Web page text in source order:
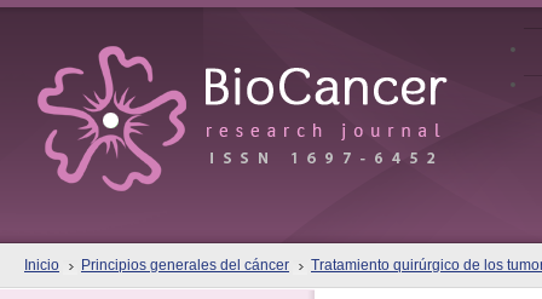
Inicio Principios generales del cáncer Tratamiento quirúrgico de los